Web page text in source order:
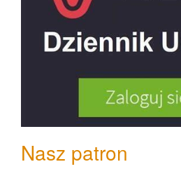
Nasz patron